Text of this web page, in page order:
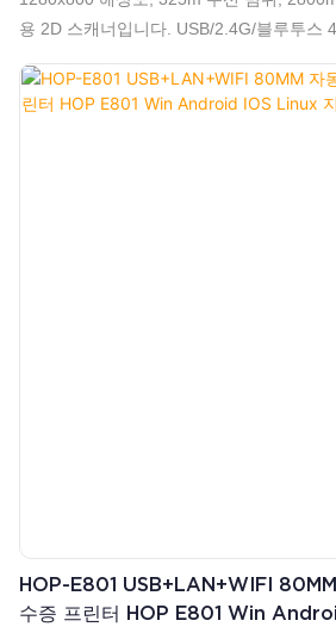
용 2D 스캐너입니다. USB/2.4G/블루투스
원하며, 창고와 같은 열악한 환경에서도 안
니다.
HOP-E801 USB+LAN+WIFI
수증 프린터 HOP E801 Win